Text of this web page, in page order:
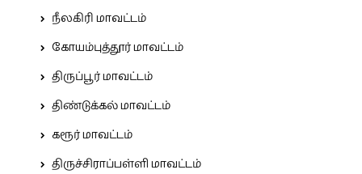
நீலகிரி மாவட்டம்
கோயம்புத்தூர் மாவட்டம்
திருப்பூர் மாவட்டம்
திண்டுக்கல் மாவட்டம்
கரூர் மாவட்டம்
திருச்சிராப்பள்ளி மாவட்டம்